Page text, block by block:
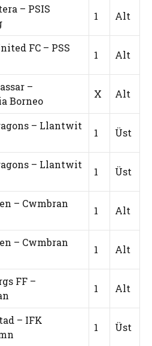
– PSIS
1 Alt
FC – PSS
1 Alt
–
Borneo
X Alt
– Llantwit
1 Üst
– Llantwit
1 Üst
– Cwmbran
1 Alt
– Cwmbran
1 Alt
FF –
1 Alt
– IFK
1 Üst